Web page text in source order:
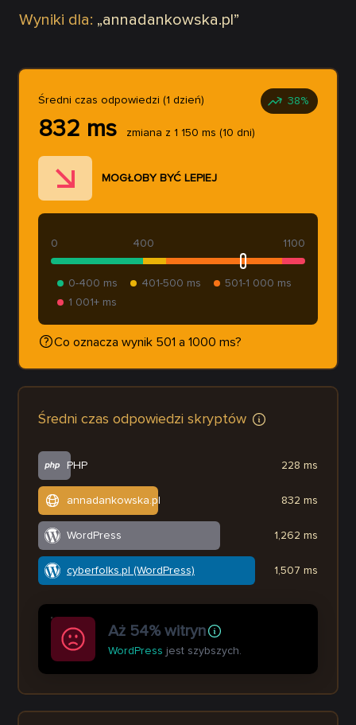
Wyniki dla: „annadankowska.pl ”
Średni czas odpowiedzi (1 dzień) 38%
832 ms zmiana z 1 150 ms (10 dni)
MOGŁOBY BYĆ LEPIEJ
400
0 1100
0-400 ms 401-500 ms
501-1 000 ms
1 001+ ms
Co oznacza wynik 501 a 1000 ms?
Średni czas odpowiedzi skryptów
PHP
annadankowska.pl
WordPress
cyberfolks.pl (WordPress)
228 ms
832 ms
1,262 ms
1,507 ms
Aż 54% witryn
WordPress jest szybszych.